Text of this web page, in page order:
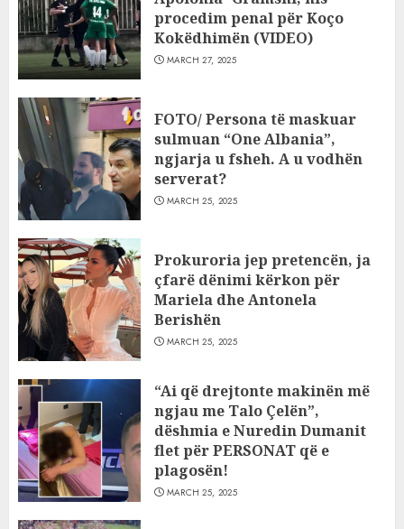
procedim penal për Koço
Kokëdhimën (VIDEO)
MARCH 27, 2025
FOTO/ Persona të maskuar
sulmuan “One Albania”,
ngjarja u fsheh. A u vodhën
serverat?
MARCH 25, 2025
Prokuroria jep pretencën, ja
çfarë dënimi kërkon për
Mariela dhe Antonela
Berishën
MARCH 25, 2025
“Ai që drejtonte makinën më
ngjau me Talo Çelën”,
dëshmia e Nuredin Dumanit
flet për PERSONAT që e
plagosën!
MARCH 25, 2025